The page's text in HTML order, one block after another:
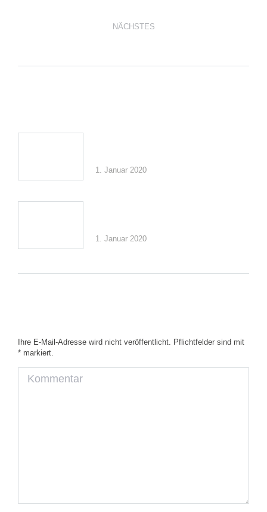
NÄCHSTES
1. Januar 2020
1. Januar 2020
Ihre E-Mail-Adresse wird nicht veröffentlicht. Pflichtfelder sind mit
* markiert.
Kommentar